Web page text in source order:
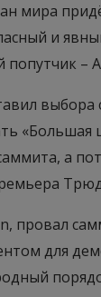
мира
и
попутчик –
«Большая
а
провал
для